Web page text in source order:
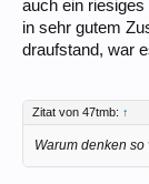
auch ein
in sehr gutem
draufstand, war
Zitat von 47tmb: ↑
Warum denken